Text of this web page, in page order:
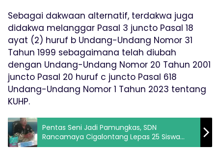
Sebagai dakwaan alternatif, terdakwa juga
didakwa melanggar Pasal 3 juncto Pasal 18
ayat (2) huruf b Undang-Undang Nomor 31
Tahun 1999 sebagaimana telah diubah
dengan Undang-Undang Nomor 20 Tahun 2001
juncto Pasal 20 huruf c juncto Pasal 618
Undang-Undang Nomor 1 Tahun 2023 tentang
KUHP.
Pentas Seni Jadi Pamungkas, SDN
Rancamaya Cigalontang Lepas 25 Siswa
Kelas VI